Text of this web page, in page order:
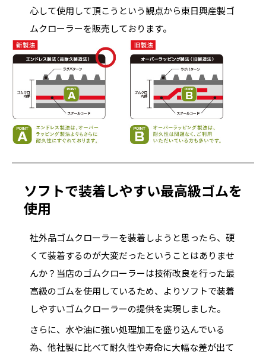
心して使用して頂こうという観点から東日興産製ゴ
ムクローラーを販売しております。
ソフトで装着しやすい最高級ゴムを
使用
社外品ゴムクローラーを装着しようと思ったら、硬
くて装着するのが大変だったということはありませ
んか？当店のゴムクローラーは技術改良を行った最
高級のゴムを使用しているため、よりソフトで装着
しやすいゴムクローラーの提供を実現しました。
さらに、水や油に強い処理加工を盛り込んでいる
為、他社製に比べて耐久性や寿命に大幅な差が出て